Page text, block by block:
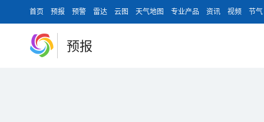
首页 预报 预警 雷达 云图 天气地图 专业产品 资讯 视频 节气
预报